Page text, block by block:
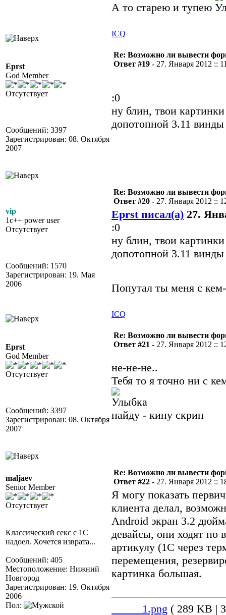
А то старею и тупею
ICQ
Eprst
God Member
Отсутствует
Сообщений: 3397
Зарегистрирован: 08. Октября
2007
Re: Возможно ли вывести
Ответ #19 - 27. Января 2012 ::
:0
ну блин, твои
допотопной 3.11
vip
1c++ power user
Отсутствует
Сообщений: 1570
Зарегистрирован: 19. Мая
2006
Re: Возможно ли вывести
Ответ #20 - 27. Января 2012 ::
Eprst писал(а) 27.
:0
ну блин, твои
допотопной 3.11
Попутал ты меня с
ICQ
Eprst
God Member
Отсутствует
Сообщений: 3397
Зарегистрирован: 08. Октября
2007
Re: Возможно ли вывести
Ответ #21 - 27. Января 2012 ::
не-не-не..
Тебя то я точно ни с
найду - кину скрин
maljaev
Senior Member
Отсутствует
Классический секс с 1С
надоел. Хочется изврата...
Сообщений: 405
Местоположение: Нижний
Новгород
Зарегистрирован: 19. Октября
2006
Пол:
Re: Возможно ли вывести
Ответ #22 - 27. Января 2012 ::
Я могу показать
клиента делал,
Android экран 3.2
девайсы, они ходят по
артикулу (1С через
перемещения,
картинка большая.
_____1.png ( 289 KB |